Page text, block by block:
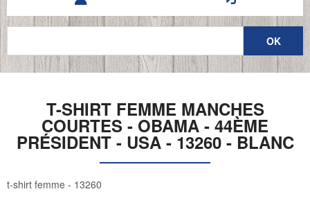
T-SHIRT FEMME MANCHES
COURTES - OBAMA - 44ÈME
PRÉSIDENT - USA - 13260 - BLANC
t-shirt femme - 13260